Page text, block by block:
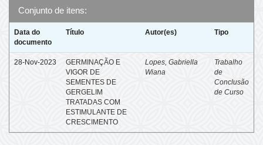
Conjunto de itens:
Data do
documento
Título Autor(es) Tipo
28-Nov-2023
GERMINAÇÃO E
VIGOR DE
SEMENTES DE
GERGELIM
TRATADAS COM
ESTIMULANTE DE
CRESCIMENTO
Lopes, Gabriella
Wiana
Trabalho
de
Conclusão
de Curso